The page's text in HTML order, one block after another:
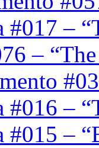
–
–
–
#015 –